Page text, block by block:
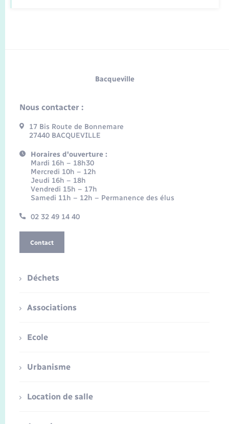
Bacqueville
Nous contacter :
17 Bis Route de Bonnemare
27440 BACQUEVILLE
Horaires d'ouverture :
Mardi 16h – 18h30
Mercredi 10h – 12h
Jeudi 16h – 18h
Vendredi 15h – 17h
Samedi 11h – 12h – Permanence des élus
02 32 49 14 40
Contact
Déchets
Associations
Ecole
Urbanisme
Location de salle